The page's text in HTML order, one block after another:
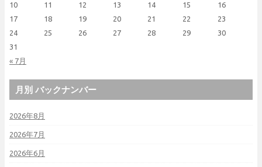
« 7月
10
11 12 13 14 15
16
17
18 19 20 21 22
23
24
25 26 27 28 29
30
31
月別 バックナンバー
2026年8月
2026年7月
2026年6月